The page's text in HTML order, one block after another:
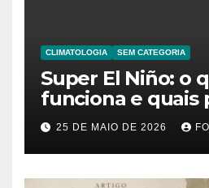
CLIMATOLOGIA SEM CATEGORIA
Super El Niño: o
funciona e quais
os impactos
climático extremo
no mundo
25 DE MAIO DE 2026